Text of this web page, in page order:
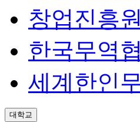
창업진흥원
한국무역
세계한인
대학교